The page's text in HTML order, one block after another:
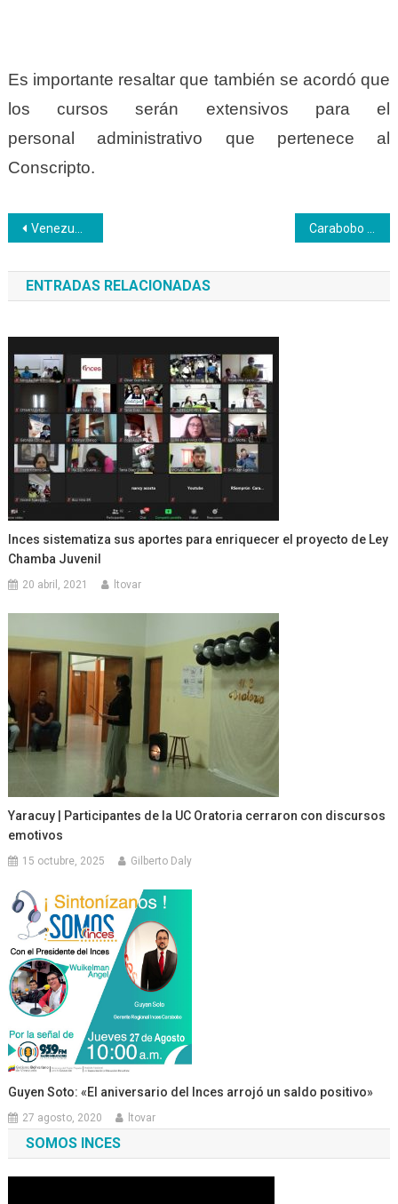
Es importante resaltar que también se acordó que
los cursos serán extensivos para el
personaladministrativo que pertenece al
Conscripto.
Navegación
de
entradas
Venezuela y China intercambiaron experiencias sobre Educación y Formación Técnica Profesional
ENTRADAS RELACIONADAS
Inces sistematiza sus aportes para enriquecer el proyecto de Ley
Chamba Juvenil
20 abril, 2021 ltovar
Yaracuy | Participantes de la UC Oratoria cerraron con discursos
emotivos
15 octubre, 2025 Gilberto Daly
Guyen Soto: «El aniversario del Inces arrojó un saldo positivo»
27 agosto, 2020 ltovar
SOMOS INCES